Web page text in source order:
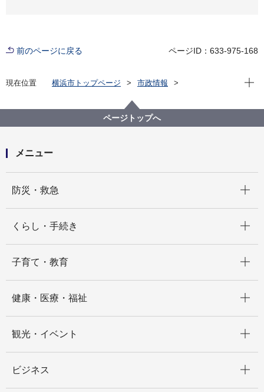
前のページに戻る ページID：633-975-168
現在位置 横浜市トップページ
市政情報
にぎわいスポーツ文化局
夏の大規模フォーラム ｢サマーコンファレンス 2024｣
を開催します
現在
ページトップへ
メニュー
防災・救急
くらし・手続き
子育て・教育
健康・医療・福祉
観光・イベント
ビジネス